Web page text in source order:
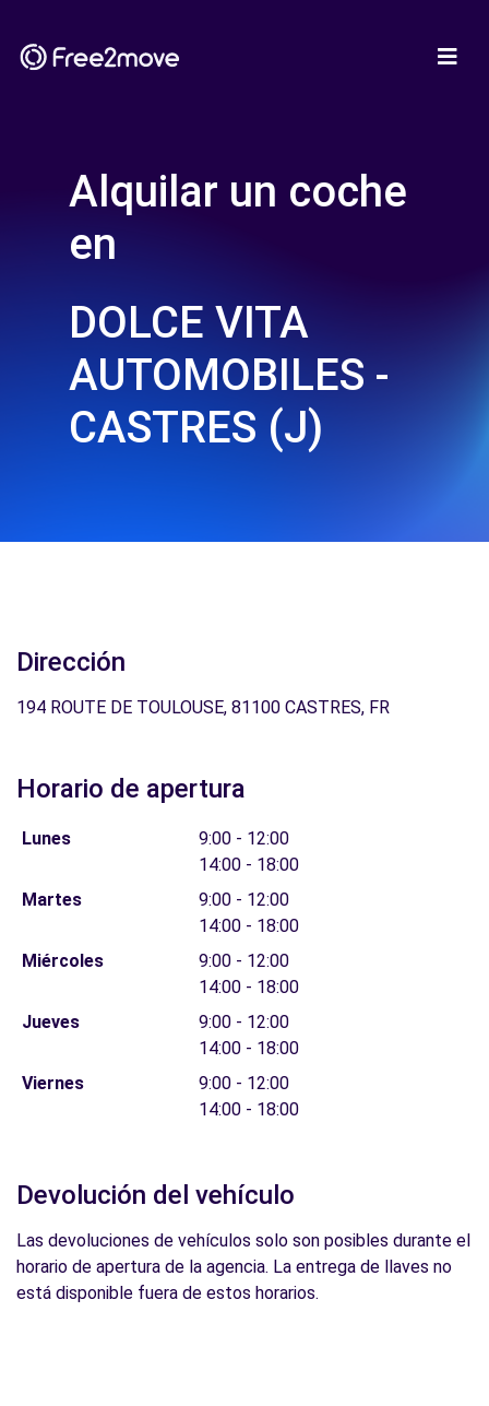
Alquilar un coche
en
DOLCE VITA
AUTOMOBILES -
CASTRES (J)
Dirección
194 ROUTE DE TOULOUSE, 81100 CASTRES, FR
Horario de apertura
Lunes
9:00 - 12:00
14:00 - 18:00
Martes
9:00 - 12:00
14:00 - 18:00
Miércoles
9:00 - 12:00
14:00 - 18:00
Jueves
9:00 - 12:00
14:00 - 18:00
Viernes
9:00 - 12:00
14:00 - 18:00
Devolución del vehículo
Las devoluciones de vehículos solo son posibles durante el
horario de apertura de la agencia. La entrega de llaves no
está disponible fuera de estos horarios.